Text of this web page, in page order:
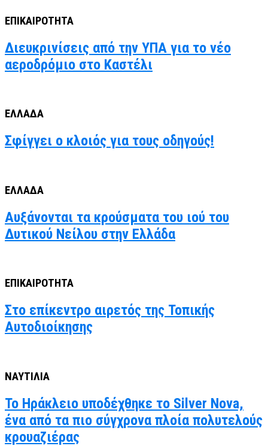
ΕΠΙΚΑΙΡΟΤΗΤΑ
Διευκρινίσεις από την ΥΠΑ για το νέο
αεροδρόμιο στο Καστέλι
ΕΛΛΑΔΑ
Σφίγγει ο κλοιός για τους οδηγούς!
ΕΛΛΑΔΑ
Αυξάνονται τα κρούσματα του ιού του
Δυτικού Νείλου στην Ελλάδα
ΕΠΙΚΑΙΡΟΤΗΤΑ
Στο επίκεντρο αιρετός της Τοπικής
Αυτοδιοίκησης
ΝΑΥΤΙΛΙΑ
Το Ηράκλειο υποδέχθηκε το Silver Nova,
ένα από τα πιο σύγχρονα πλοία πολυτελούς
κρουαζιέρας